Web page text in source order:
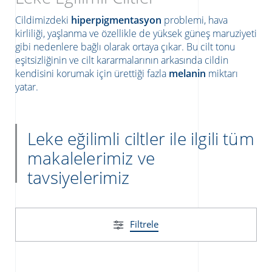
Cildimizdeki hiperpigmentasyon problemi, hava
kirliliği, yaşlanma ve özellikle de yüksek güneş maruziyeti
gibi nedenlere bağlı olarak ortaya çıkar. Bu cilt tonu
eşitsizliğinin ve cilt kararmalarının arkasında cildin
kendisini korumak için ürettiği fazla melanin miktarı
yatar.
Leke eğilimli ciltler ile ilgili tüm
makalelerimiz ve
tavsiyelerimiz
Filtrele